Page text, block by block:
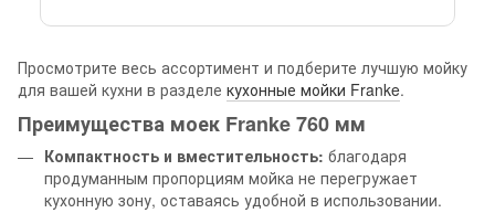
Просмотрите весь ассортимент и подберите лучшую мойку
для вашей кухни в разделе кухонные мойки Franke.
Преимущества моек Franke 760 мм
Компактность и вместительность: благодаря
продуманным пропорциям мойка не перегружает
кухонную зону, оставаясь удобной в использовании.